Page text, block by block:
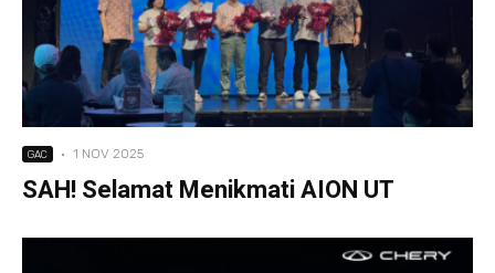
GAC · 1 NOV 2025
SAH! Selamat Menikmati AION UT